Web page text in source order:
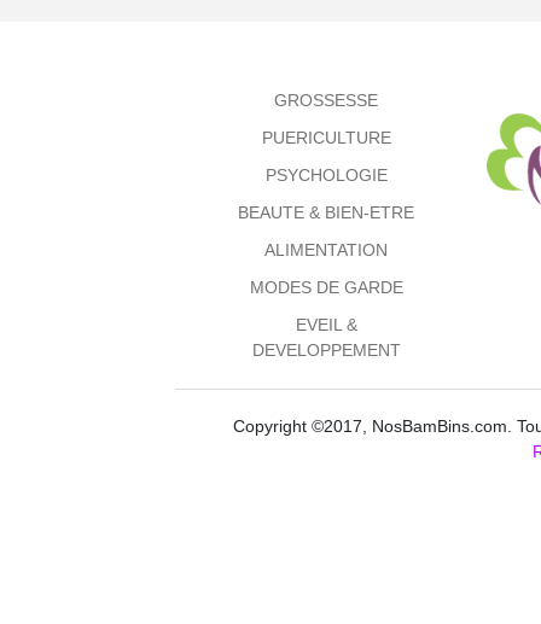
GROSSESSE
PUERICULTURE
PSYCHOLOGIE
BEAUTE & BIEN-ETRE
ALIMENTATION
MODES DE GARDE
EVEIL &
DEVELOPPEMENT
Copyright ©2017, NosBamBins.com.